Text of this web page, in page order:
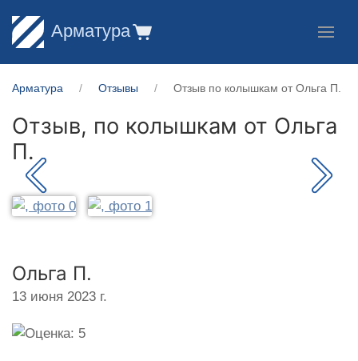
Арматура
Арматура Отзывы Отзыв по колышкам от Ольга П.
Отзыв, по колышкам от Ольга
П.
Ольга П.
13 июня 2023 г.